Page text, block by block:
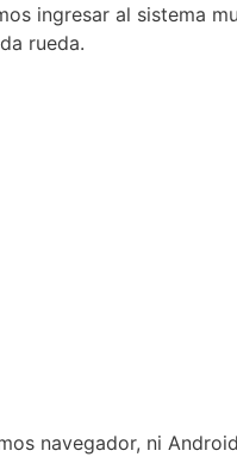
ingresar al sistema
rueda.
navegador, ni